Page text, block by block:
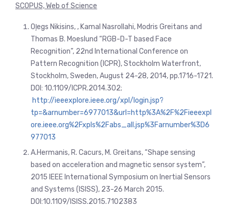
SCOPUS, Web of Science
Oļegs Nikisins, , Kamal Nasrollahi, Modris Greitans and
Thomas B. Moeslund “RGB-D-T based Face
Recognition”, 22nd International Conference on
Pattern Recognition (ICPR), Stockholm Waterfront,
Stockholm, Sweden, August 24-28, 2014, pp.1716-1721.
DOI: 10.1109/ICPR.2014.302;
http://ieeexplore.ieee.org/xpl/login.jsp?
tp=&arnumber=6977013&url=http%3A%2F%2Fieeexpl
ore.ieee.org%2Fxpls%2Fabs_all.jsp%3Farnumber%3D6
977013
A.Hermanis, R. Cacurs, M. Greitans, “Shape sensing
based on acceleration and magnetic sensor system”,
2015 IEEE International Symposium on Inertial Sensors
and Systems (ISISS), 23-26 March 2015.
DOI:10.1109/ISISS.2015.7102383